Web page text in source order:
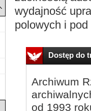
wydajność
polowych i pod
Dostęp do
Archiwum
od 1993